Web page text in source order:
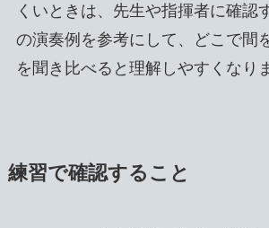
くいときは、先生や指揮者に確認
の演奏例を参考にして、どこで間
を聞き比べると理解しやすくなり
練習で確認すること